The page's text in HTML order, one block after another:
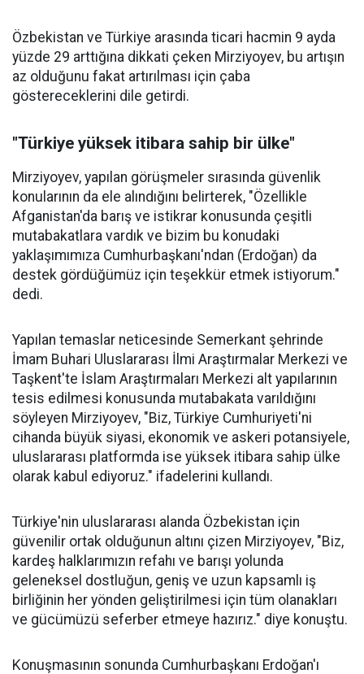
Özbekistan ve Türkiye arasında ticari hacmin 9 ayda
yüzde 29 arttığına dikkati çeken Mirziyoyev, bu artışın
az olduğunu fakat artırılması için çaba
göstereceklerini dile getirdi.
"Türkiye yüksek itibara sahip bir ülke"
Mirziyoyev, yapılan görüşmeler sırasında güvenlik
konularının da ele alındığını belirterek, "Özellikle
Afganistan'da barış ve istikrar konusunda çeşitli
mutabakatlara vardık ve bizim bu konudaki
yaklaşımımıza Cumhurbaşkanı'ndan (Erdoğan) da
destek gördüğümüz için teşekkür etmek istiyorum."
dedi.
Yapılan temaslar neticesinde Semerkant şehrinde
İmam Buhari Uluslararası İlmi Araştırmalar Merkezi ve
Taşkent'te İslam Araştırmaları Merkezi alt yapılarının
tesis edilmesi konusunda mutabakata varıldığını
söyleyen Mirziyoyev, "Biz, Türkiye Cumhuriyeti'ni
cihanda büyük siyasi, ekonomik ve askeri potansiyele,
uluslararası platformda ise yüksek itibara sahip ülke
olarak kabul ediyoruz." ifadelerini kullandı.
Türkiye'nin uluslararası alanda Özbekistan için
güvenilir ortak olduğunun altını çizen Mirziyoyev, "Biz,
kardeş halklarımızın refahı ve barışı yolunda
geleneksel dostluğun, geniş ve uzun kapsamlı iş
birliğinin her yönden geliştirilmesi için tüm olanakları
ve gücümüzü seferber etmeye hazırız." diye konuştu.
Konuşmasının sonunda Cumhurbaşkanı Erdoğan'ı